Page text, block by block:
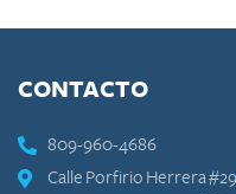
CONTACTO
809-960-4686
Calle Porfirio Herrera